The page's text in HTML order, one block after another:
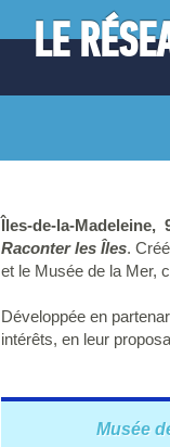
LE
Îles-de-la-Madeleine,
Raconter les Îles.
et le Musée de la Mer,
Développée en
intérêts, en leur
Musée